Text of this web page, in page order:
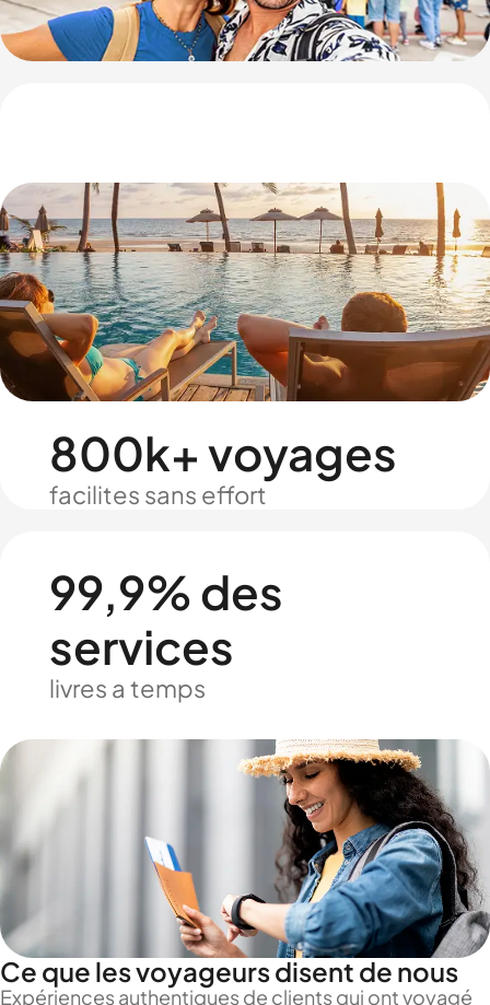
800k+ voyages
facilites sans effort
99,9% des
services
livres a temps
Ce que les voyageurs disent de nous
Expériences authentiques de clients qui ont voyagé